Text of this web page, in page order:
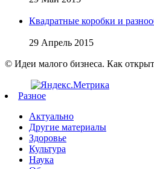
Квадратные коробки и
29 Апрель 2015
© Идеи малого бизнеса. Как
Разное
Актуально
Другие материалы
Здоровье
Культура
Наука